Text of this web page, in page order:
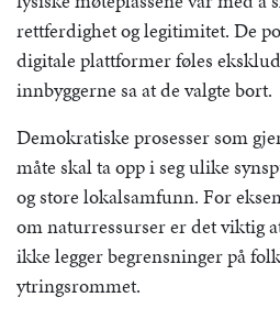
rettferdighet og legitimitet. De
digitale plattformer føles
innbyggerne sa at de valgte bort.
Demokratiske prosesser som
måte skal ta opp i seg ulike
og store lokalsamfunn. For
om naturressurser er det viktig
ikke legger begrensninger på
ytringsrommet.